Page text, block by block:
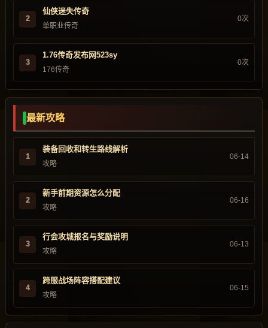
2
仙侠迷失传奇
单职业传奇
0次
3
1.76传奇发布网523sy
176传奇
0次
最新攻略
1
装备回收和转生路线解析
攻略
06-14
2
新手前期资源怎么分配
攻略
06-16
3
行会攻城报名与奖励说明
攻略
06-13
4
跨服战场阵容搭配建议
攻略
06-15